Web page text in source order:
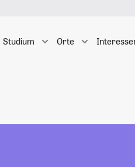
Studium Orte